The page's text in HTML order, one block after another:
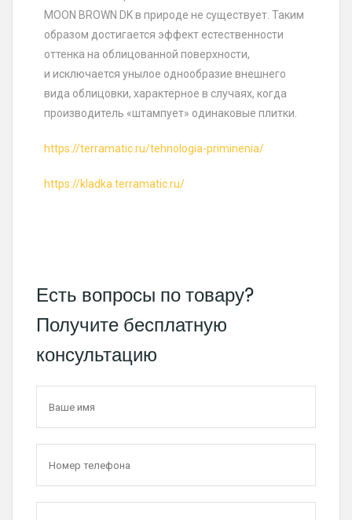
MOON BROWN DK в природе не существует. Таким
образом достигается эффект естественности
оттенка на облицованной поверхности,
и исключается унылое однообразие внешнего
вида облицовки, характерное в случаях, когда
производитель «штампует» одинаковые плитки.
https://terramatic.ru/tehnologia-priminenia/
https://kladka.terramatic.ru/
Есть вопросы по товару?
Получите бесплатную
консультацию